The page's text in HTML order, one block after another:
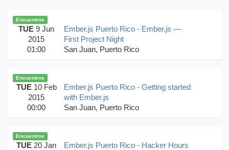
Encuentros
TUE 9 Jun
2015
01:00
Ember.js Puerto Rico - Ember.js —
First Project Night
San Juan, Puerto Rico
Encuentros
TUE10 Feb
2015
00:00
Ember.js Puerto Rico - Getting started
with Ember.js
San Juan, Puerto Rico
Encuentros
TUE 20 Jan
Ember.js Puerto Rico - Hacker Hours